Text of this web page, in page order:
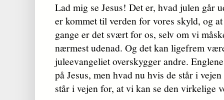
Lad mig se Jesus! Det er, hvad julen går
er kommet til verden for vores skyld, og
gange er det svært for os, selv om vi
nærmest udenad. Og det kan ligefrem
juleevangeliet overskygger andre.
på Jesus, men hvad nu hvis de står i
står i vejen for, at vi kan se den virkelige